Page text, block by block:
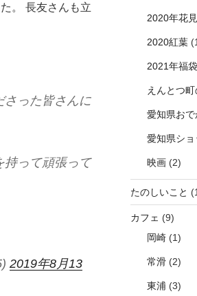
。 長友さんも立
さった皆さんに
持って頑張って
2019年8月13
2020年花見
2020紅葉
2021年福袋
えんとつ
愛知県おで
愛知県シ
映画(2)
たのしいこと
カフェ (9)
岡崎(1)
常滑(2)
東浦 (3)